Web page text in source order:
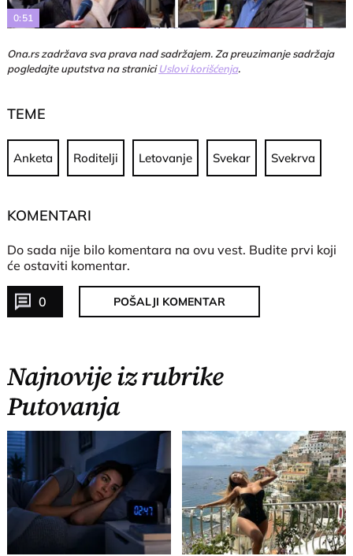
0:51
Ona.rs zadržava sva prava nad sadržajem. Za preuzimanje sadržaja
pogledajte uputstva na straniciUslovi korišćenja.
TEME
Anketa Roditelji Letovanje Svekar Svekrva
KOMENTARI
Do sada nije bilo komentara na ovu vest. Budite prvi koji
će ostaviti komentar.
0 POŠALJI KOMENTAR
Najnovije iz rubrike
Putovanja